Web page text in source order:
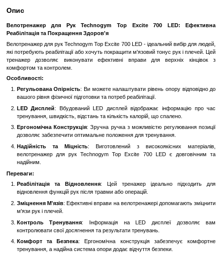
Замовити швидко
% Увійтидля відображення накопичувальної знижки
До обраного
Опис
Велотренажер для Рук Technogym Top Excite 700
Реабілітація та Покращення Здоров'я
Велотренажер для рук Technogym Top Excite 700 LED - ідеальний
які потребують реабілітації або хочуть покращити м'язовий тонус
тренажер дозволяє виконувати ефективні вправи для
комфортом та контролем.
Особливості:
вашого рівня фізичної підготовки та потреб реабілітації.
LED Дисплей: Вбудований LED дисплей відображає
тренування, швидкість, відстань та кількість калорій, що